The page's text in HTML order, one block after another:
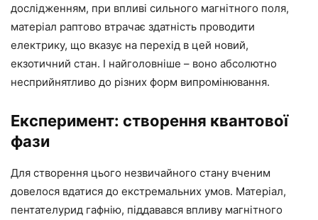
дослідженням, при впливі сильного магнітного поля,
матеріал раптово втрачає здатність проводити
електрику, що вказує на перехід в цей новий,
екзотичний стан. І найголовніше – воно абсолютно
несприйнятливо до різних форм випромінювання.
Експеримент: створення квантової
фази
Для створення цього незвичайного стану вченим
довелося вдатися до екстремальних умов. Матеріал,
пентателурид гафнію, піддавався впливу магнітного